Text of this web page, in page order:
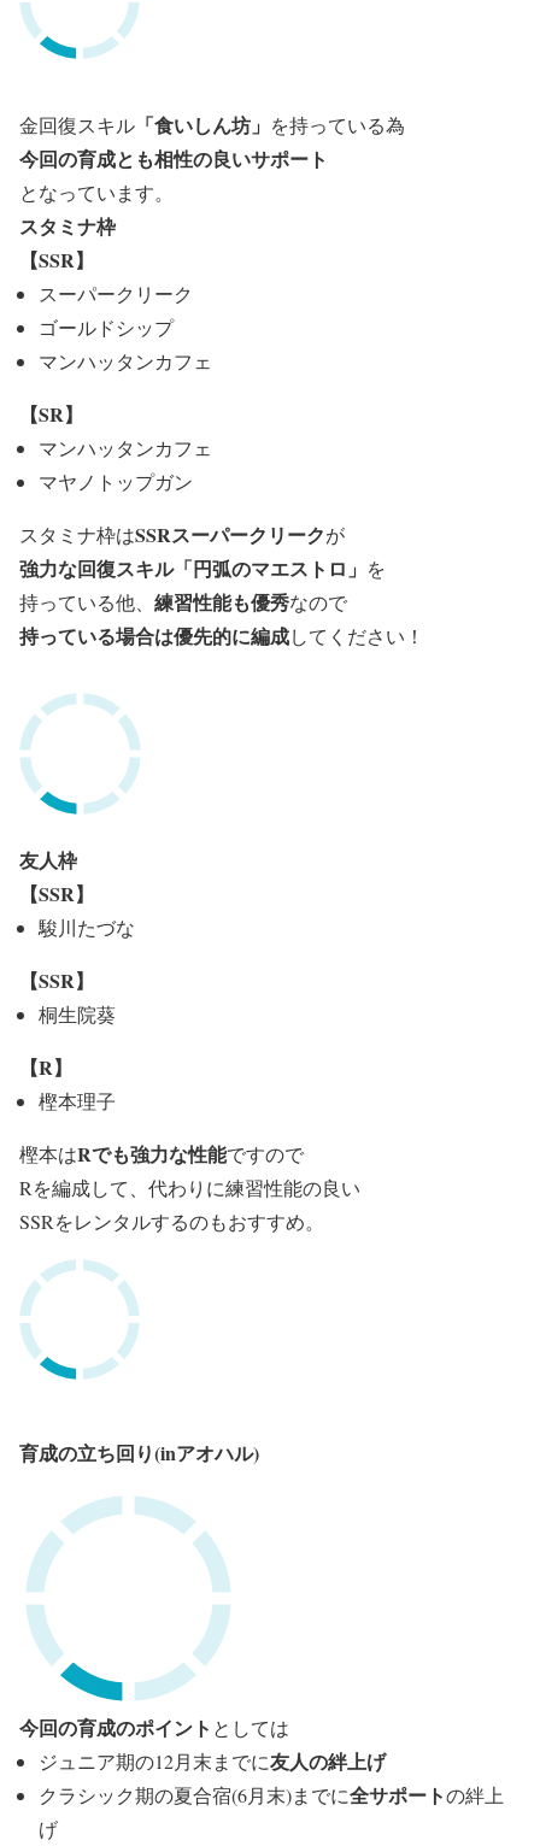
金回復スキル 「食いしん坊」 を持っている為
今回の育成とも相性の良いサポート
となっています。
スタミナ枠
【SSR】
スーパークリーク
ゴールドシップ
マンハッタンカフェ
【SR】
マンハッタンカフェ
マヤノトップガン
スタミナ枠はSSRスーパークリークが
強力な回復スキル「円弧のマエストロ」 を
持っている他、 練習性能も優秀なので
持っている場合は優先的に編成してください！
友人枠
【SSR】
駿川たづな
【SSR】
桐生院葵
【R】
樫本理子
樫本はRでも強力な性能ですので
Rを編成して、代わりに練習性能の良い
SSRをレンタルするのもおすすめ。
育成の立ち回り(inアオハル)
今回の育成のポイント としては
ジュニア期の12月末までに友人の絆上げ
クラシック期の夏合宿(6月末)までに全サポートの絆上
げ